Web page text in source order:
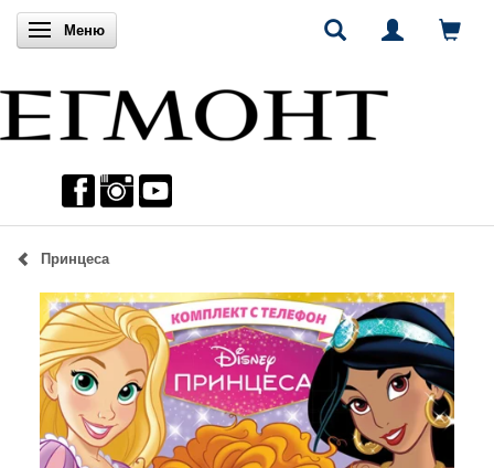
Включи навигацията
Меню
Принцеса